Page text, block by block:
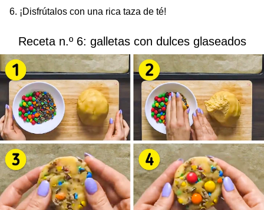
6. ¡Disfrútalos con una rica taza de té!
Receta n.º 6: galletas con dulces glaseados